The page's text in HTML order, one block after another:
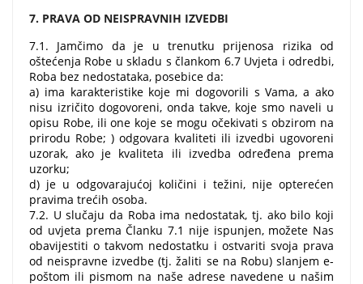
7. PRAVA OD NEISPRAVNIH IZVEDBI
7.1. Jamčimo da je u trenutku prijenosa rizika od
oštećenja Robe u skladu s člankom 6.7 Uvjeta i odredbi,
Roba bez nedostataka, posebice da:
a) ima karakteristike koje mi dogovorili s Vama, a ako
nisu izričito dogovoreni, onda takve, koje smo naveli u
opisu Robe, ili one koje se mogu očekivati ​​s obzirom na
prirodu Robe; ) odgovara kvaliteti ili izvedbi ugovoreni
uzorak, ako je kvaliteta ili izvedba određena prema
uzorku;
d) je u odgovarajućoj količini i težini, nije opterećen
pravima trećih osoba.
7.2. U slučaju da Roba ima nedostatak, tj. ako bilo koji
od uvjeta prema Članku 7.1 nije ispunjen, možete Nas
obavijestiti o takvom nedostatku i ostvariti svoja prava
od neispravne izvedbe (tj. žaliti se na Robu) slanjem e-
poštom ili pismom na naše adrese navedene u našim